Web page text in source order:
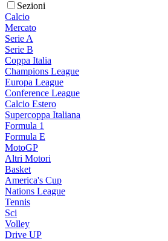
Sezioni
Calcio
Mercato
Serie A
Serie B
Coppa Italia
Champions League
Europa League
Conference League
Calcio Estero
Supercoppa Italiana
Formula 1
Formula E
MotoGP
Altri Motori
Basket
America's Cup
Nations League
Tennis
Sci
Volley
Drive UP